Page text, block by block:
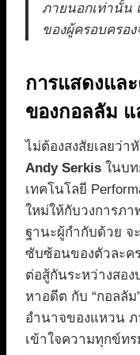
ภายนอกเท่านั้น
ของผู้ครอบครอ
การแสดงแล
ของกอลลัม แ
ไม่ต้องสงสัยเลยว่า
Andy Serkis ในบ
เทคโนโลยี
ใหม่ให้กับวงการภ
ฐานะผู้กำกับด้วย จ
ซับซ้อนของตัวละค
ต่อสู้กันระหว่างสอ
หาอดีต กับ “กอลลั
อำนาจของแหวน ภ
เข้าใจความทุกข์ท